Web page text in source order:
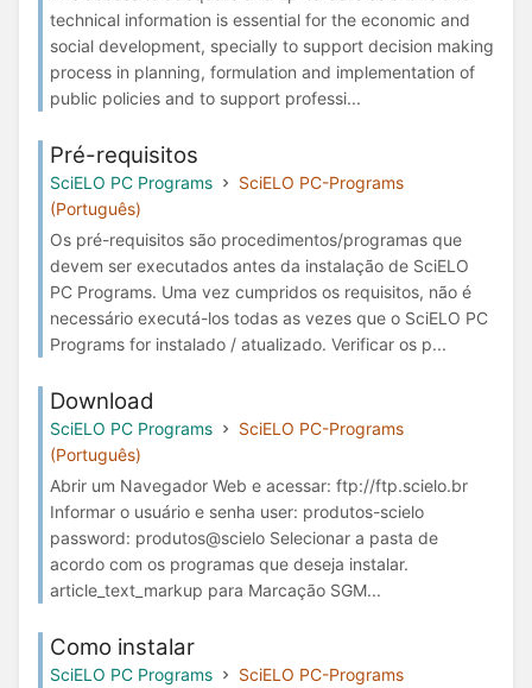
technical information is essential for the economic and
social development, specially to support decision making
process in planning, formulation and implementation of
public policies and to support professi...
Pré-requisitos
SciELO PC Programs
SciELO PC-Programs
(Português)
Os pré-requisitos são procedimentos/programas que
devem ser executados antes da instalação de SciELO
PC Programs. Uma vez cumpridos os requisitos, não é
necessário executá-los todas as vezes que o SciELO PC
Programs for instalado / atualizado. Verificar os p...
Download
SciELO PC Programs
SciELO PC-Programs
(Português)
Abrir um Navegador Web e acessar: ftp://ftp.scielo.br
Informar o usuário e senha user: produtos-scielo
password: produtos@scielo Selecionar a pasta de
acordo com os programas que deseja instalar.
article_text_markup para Marcação SGM...
Como instalar
SciELO PC Programs
SciELO PC-Programs